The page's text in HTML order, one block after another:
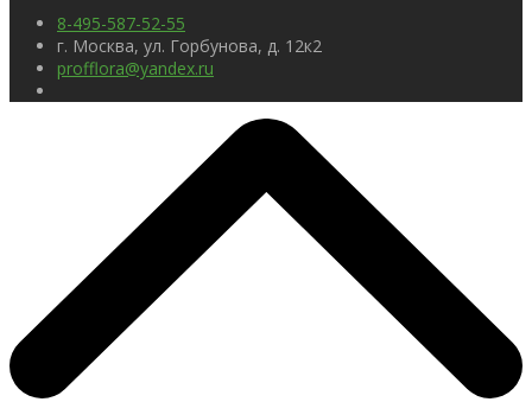
8-495-587-52-55
г. Москва, ул. Горбунова, д. 12к2
profflora@yandex.ru